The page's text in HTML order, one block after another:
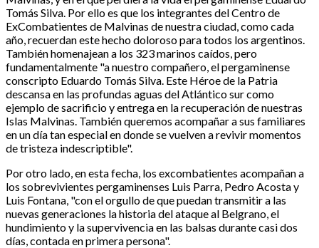
Tomás Silva. Por ello es que los integrantes del Centro de
ExCombatientes de Malvinas de nuestra ciudad, como cada
año, recuerdan este hecho doloroso para todos los argentinos.
También homenajean a los 323 marinos caídos, pero
fundamentalmente "a nuestro compañero, el pergaminense
conscripto Eduardo Tomás Silva. Este Héroe de la Patria
descansa en las profundas aguas del Atlántico sur como
ejemplo de sacrificio y entrega en la recuperación de nuestras
Islas Malvinas. También queremos acompañar a sus familiares
en un día tan especial en donde se vuelven a revivir momentos
de tristeza indescriptible".
Por otro lado, en esta fecha, los excombatientes acompañan a
los sobrevivientes pergaminenses Luis Parra, Pedro Acosta y
Luis Fontana, "con el orgullo de que puedan transmitir a las
nuevas generaciones la historia del ataque al Belgrano, el
hundimiento y la supervivencia en las balsas durante casi dos
días, contada en primera persona".